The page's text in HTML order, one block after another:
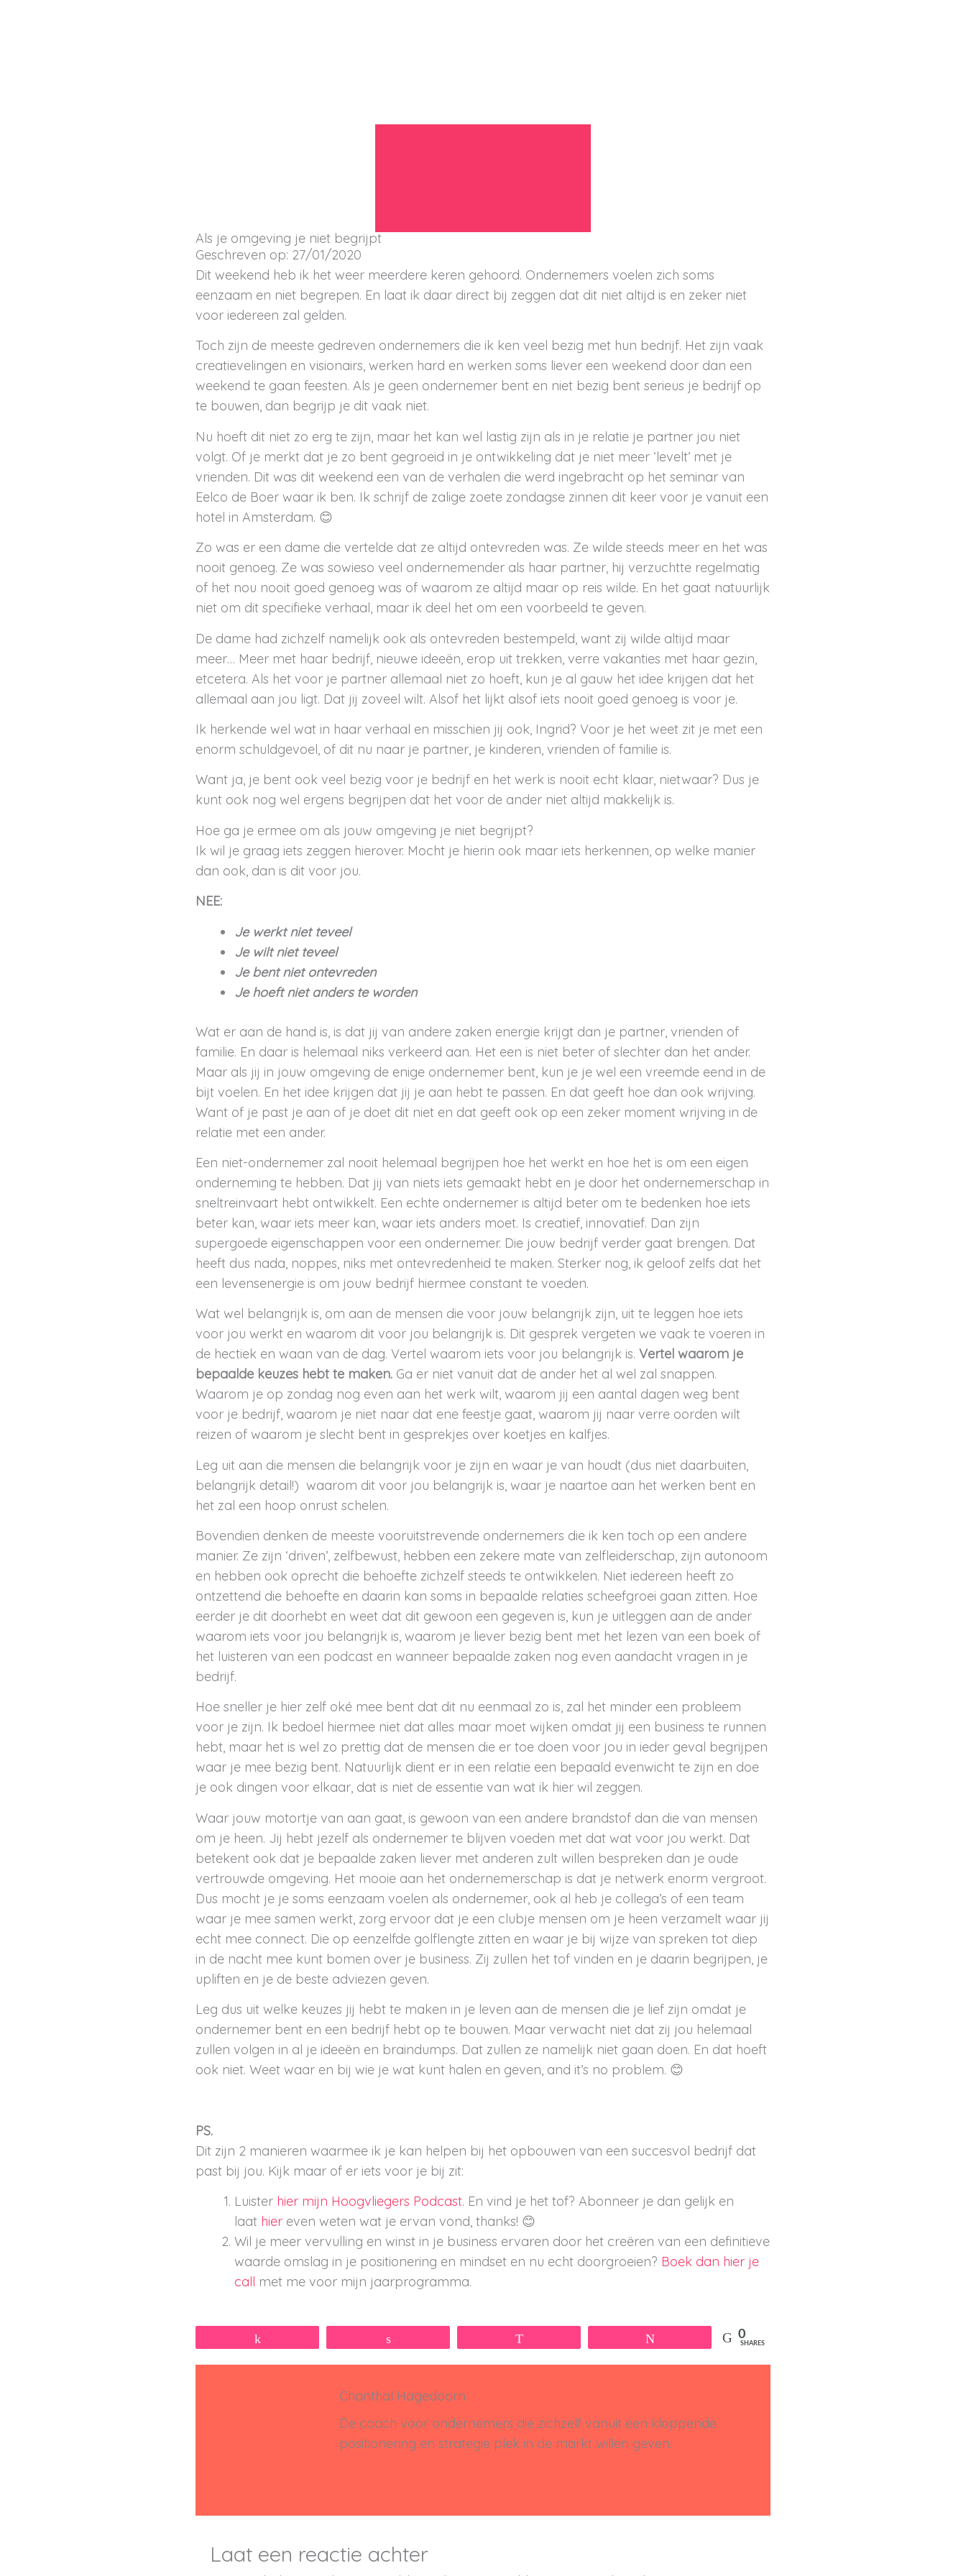
Als je omgeving je niet begrijpt
Geschreven op: 27/01/2020
Dit weekend heb ik het weer meerdere keren gehoord. Ondernemers voelen zich soms
eenzaam en niet begrepen. En laat ik daar direct bij zeggen dat dit niet altijd is en zeker niet
voor iedereen zal gelden.
Toch zijn de meeste gedreven ondernemers die ik ken veel bezig met hun bedrijf. Het zijn vaak
creatievelingen en visionairs, werken hard en werken soms liever een weekend door dan een
weekend te gaan feesten. Als je geen ondernemer bent en niet bezig bent serieus je bedrijf op
te bouwen, dan begrijp je dit vaak niet.
Nu hoeft dit niet zo erg te zijn, maar het kan wel lastig zijn als in je relatie je partner jou niet
volgt. Of je merkt dat je zo bent gegroeid in je ontwikkeling dat je niet meer ‘levelt’ met je
vrienden. Dit was dit weekend een van de verhalen die werd ingebracht op het seminar van
Eelco de Boer waar ik ben. Ik schrijf de zalige zoete zondagse zinnen dit keer voor je vanuit een
hotel in Amsterdam. 😊
Zo was er een dame die vertelde dat ze altijd ontevreden was. Ze wilde steeds meer en het was
nooit genoeg. Ze was sowieso veel ondernemender als haar partner, hij verzuchtte regelmatig
of het nou nooit goed genoeg was of waarom ze altijd maar op reis wilde. En het gaat natuurlijk
niet om dit specifieke verhaal, maar ik deel het om een voorbeeld te geven.
De dame had zichzelf namelijk ook als ontevreden bestempeld, want zij wilde altijd maar
meer… Meer met haar bedrijf, nieuwe ideeën, erop uit trekken, verre vakanties met haar gezin,
etcetera. Als het voor je partner allemaal niet zo hoeft, kun je al gauw het idee krijgen dat het
allemaal aan jou ligt. Dat jij zoveel wilt. Alsof het lijkt alsof iets nooit goed genoeg is voor je.
Ik herkende wel wat in haar verhaal en misschien jij ook, Ingrid? Voor je het weet zit je met een
enorm schuldgevoel, of dit nu naar je partner, je kinderen, vrienden of familie is.
Want ja, je bent ook veel bezig voor je bedrijf en het werk is nooit echt klaar, nietwaar? Dus je
kunt ook nog wel ergens begrijpen dat het voor de ander niet altijd makkelijk is.
Hoe ga je ermee om als jouw omgeving je niet begrijpt?
Ik wil je graag iets zeggen hierover. Mocht je hierin ook maar iets herkennen, op welke manier
dan ook, dan is dit voor jou.
NEE:
Je werkt niet teveel
Je wilt niet teveel
Je bent niet ontevreden
Je hoeft niet anders te worden
Wat er aan de hand is, is dat jij van andere zaken energie krijgt dan je partner, vrienden of
familie. En daar is helemaal niks verkeerd aan. Het een is niet beter of slechter dan het ander.
Maar als jij in jouw omgeving de enige ondernemer bent, kun je je wel een vreemde eend in de
bijt voelen. En het idee krijgen dat jij je aan hebt te passen. En dat geeft hoe dan ook wrijving.
Want of je past je aan of je doet dit niet en dat geeft ook op een zeker moment wrijving in de
relatie met een ander.
Een niet-ondernemer zal nooit helemaal begrijpen hoe het werkt en hoe het is om een eigen
onderneming te hebben. Dat jij van niets iets gemaakt hebt en je door het ondernemerschap in
sneltreinvaart hebt ontwikkelt. Een echte ondernemer is altijd beter om te bedenken hoe iets
beter kan, waar iets meer kan, waar iets anders moet. Is creatief, innovatief. Dan zijn
supergoede eigenschappen voor een ondernemer. Die jouw bedrijf verder gaat brengen. Dat
heeft dus nada, noppes, niks met ontevredenheid te maken. Sterker nog, ik geloof zelfs dat het
een levensenergie is om jouw bedrijf hiermee constant te voeden.
Wat wel belangrijk is, om aan de mensen die voor jouw belangrijk zijn, uit te leggen hoe iets
voor jou werkt en waarom dit voor jou belangrijk is. Dit gesprek vergeten we vaak te voeren in
de hectiek en waan van de dag. Vertel waarom iets voor jou belangrijk is. Vertel waarom je
bepaalde keuzes hebt te maken. Ga er niet vanuit dat de ander het al wel zal snappen.
Waarom je op zondag nog even aan het werk wilt, waarom jij een aantal dagen weg bent
voor je bedrijf, waarom je niet naar dat ene feestje gaat, waarom jij naar verre oorden wilt
reizen of waarom je slecht bent in gesprekjes over koetjes en kalfjes.
Leg uit aan die mensen die belangrijk voor je zijn en waar je van houdt (dus niet daarbuiten,
belangrijk detail!) waarom dit voor jou belangrijk is, waar je naartoe aan het werken bent en
het zal een hoop onrust schelen.
Bovendien denken de meeste vooruitstrevende ondernemers die ik ken toch op een andere
manier. Ze zijn ‘driven’, zelfbewust, hebben een zekere mate van zelfleiderschap, zijn autonoom
en hebben ook oprecht die behoefte zichzelf steeds te ontwikkelen. Niet iedereen heeft zo
ontzettend die behoefte en daarin kan soms in bepaalde relaties scheefgroei gaan zitten. Hoe
eerder je dit doorhebt en weet dat dit gewoon een gegeven is, kun je uitleggen aan de ander
waarom iets voor jou belangrijk is, waarom je liever bezig bent met het lezen van een boek of
het luisteren van een podcast en wanneer bepaalde zaken nog even aandacht vragen in je
bedrijf.
Hoe sneller je hier zelf oké mee bent dat dit nu eenmaal zo is, zal het minder een probleem
voor je zijn. Ik bedoel hiermee niet dat alles maar moet wijken omdat jij een business te runnen
hebt, maar het is wel zo prettig dat de mensen die er toe doen voor jou in ieder geval begrijpen
waar je mee bezig bent. Natuurlijk dient er in een relatie een bepaald evenwicht te zijn en doe
je ook dingen voor elkaar, dat is niet de essentie van wat ik hier wil zeggen.
Waar jouw motortje van aan gaat, is gewoon van een andere brandstof dan die van mensen
om je heen. Jij hebt jezelf als ondernemer te blijven voeden met dat wat voor jou werkt. Dat
betekent ook dat je bepaalde zaken liever met anderen zult willen bespreken dan je oude
vertrouwde omgeving. Het mooie aan het ondernemerschap is dat je netwerk enorm vergroot.
Dus mocht je je soms eenzaam voelen als ondernemer, ook al heb je collega’s of een team
waar je mee samen werkt, zorg ervoor dat je een clubje mensen om je heen verzamelt waar jij
echt mee connect. Die op eenzelfde golflengte zitten en waar je bij wijze van spreken tot diep
in de nacht mee kunt bomen over je business. Zij zullen het tof vinden en je daarin begrijpen, je
upliften en je de beste adviezen geven.
Leg dus uit welke keuzes jij hebt te maken in je leven aan de mensen die je lief zijn omdat je
ondernemer bent en een bedrijf hebt op te bouwen. Maar verwacht niet dat zij jou helemaal
zullen volgen in al je ideeën en braindumps. Dat zullen ze namelijk niet gaan doen. En dat hoeft
ook niet. Weet waar en bij wie je wat kunt halen en geven, and it’s no problem. 😊
PS.
Dit zijn 2 manieren waarmee ik je kan helpen bij het opbouwen van een succesvol bedrijf dat
past bij jou. Kijk maar of er iets voor je bij zit:
Luister hier mijn Hoogvliegers Podcast. En vind je het tof? Abonneer je dan gelijk en
laat hier even weten wat je ervan vond, thanks! 😊
Wil je meer vervulling en winst in je business ervaren door het creëren van een definitieve
waarde omslag in je positionering en mindset en nu echt doorgroeien? Boek dan hier je
call met me voor mijn jaarprogramma.
0
SHARES
Chanthal Hagedoorn
De coach voor ondernemers die zichzelf vanuit een kloppende
positionering en strategie plek in de markt willen geven.
Laat een reactie achter